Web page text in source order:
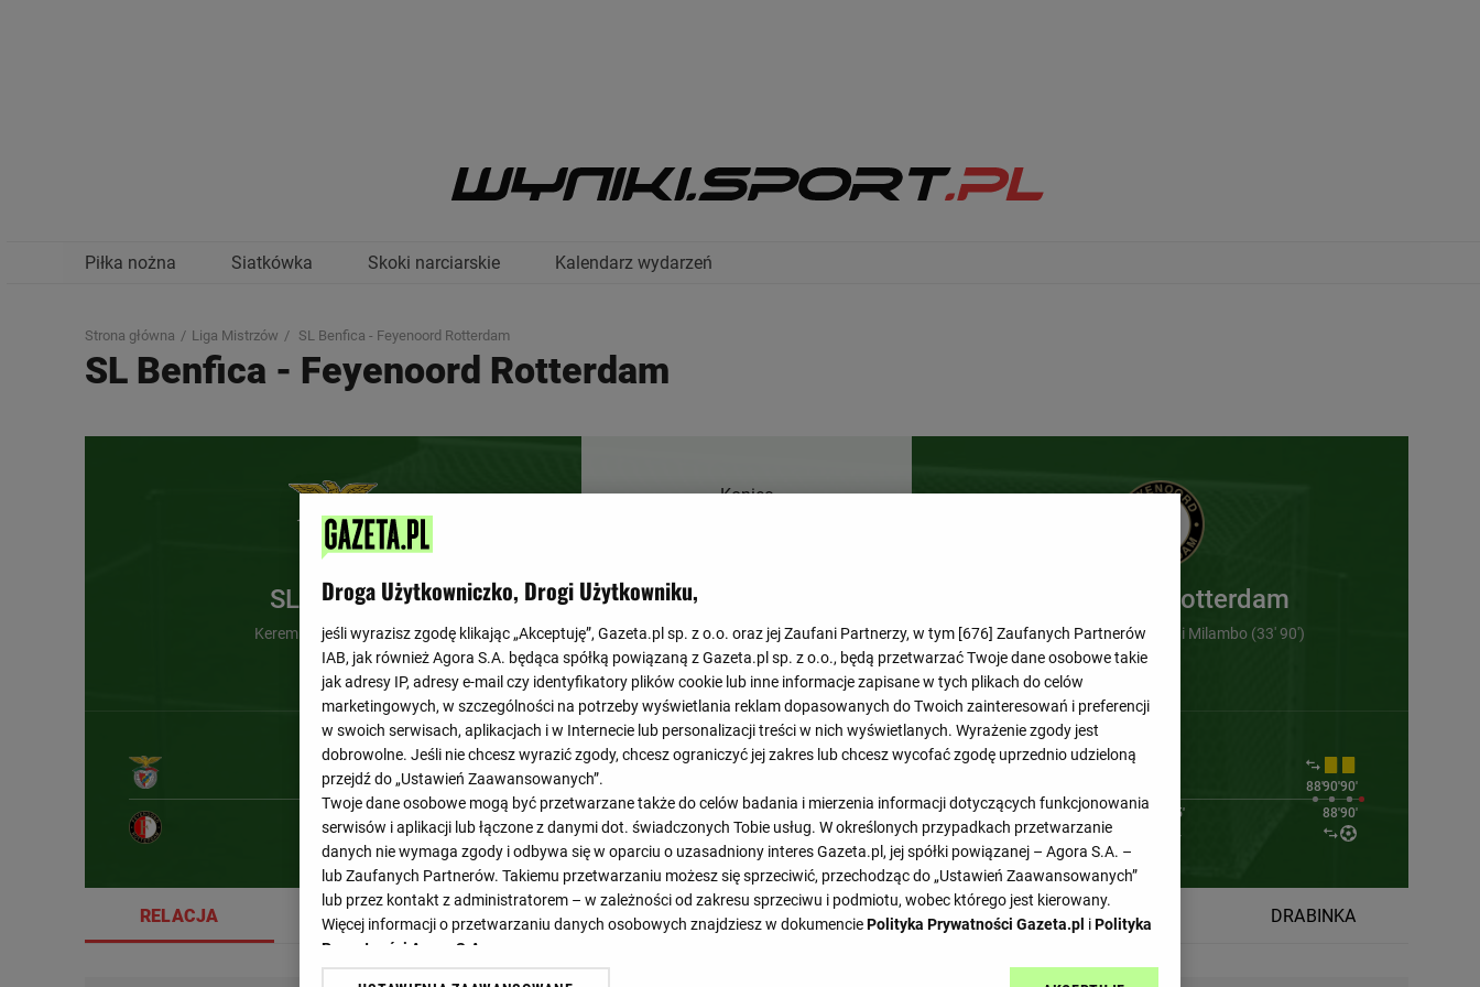
Piłka nożna Siatkówka Skoki narciarskie Kalendarz wydarzeń
Strona główna Liga Mistrzów SL Benfica - Feyenoord Rotterdam
SL Benfica - Feyenoord Rotterdam
SL Benfica
Kerem Akturkoglu (66')
Koniec
Feyenoord Rotterdam
Ayase Ueda (12') , Antoni Milambo (33' 90')
12' 33' 39'
88'90'90'
59'
75' 88'90'
RELACJA SZCZEGÓŁY SKŁADY STATYSTYKI TERMINARZ TABELA DRABINKA
Droga Użytkowniczko, Drogi Użytkowniku,
jeśli wyrazisz zgodę klikając „Akceptuję”, Gazeta.pl sp. z o.o. oraz jej Zaufani Partnerzy, w tym [676] Zaufanych Partnerów
IAB, jak również Agora S.A. będąca spółką powiązaną z Gazeta.pl sp. z o.o., będą przetwarzać Twoje dane osobowe takie
jak adresy IP, adresy e-mail czy identyfikatory plików cookie lub inne informacje zapisane w tych plikach do celów
marketingowych, w szczególności na potrzeby wyświetlania reklam dopasowanych do Twoich zainteresowań i preferencji
w swoich serwisach, aplikacjach i w Internecie lub personalizacji treści w nich wyświetlanych. Wyrażenie zgody jest
dobrowolne. Jeśli nie chcesz wyrazić zgody, chcesz ograniczyć jej zakres lub chcesz wycofać zgodę uprzednio udzieloną
przejdź do „Ustawień Zaawansowanych”.
Twoje dane osobowe mogą być przetwarzane także do celów badania i mierzenia informacji dotyczących funkcjonowania
serwisów i aplikacji lub łączone z danymi dot. świadczonych Tobie usług. W określonych przypadkach przetwarzanie
danych nie wymaga zgody i odbywa się w oparciu o uzasadniony interes Gazeta.pl, jej spółki powiązanej – Agora S.A. –
lub Zaufanych Partnerów. Takiemu przetwarzaniu możesz się sprzeciwić, przechodząc do „Ustawień Zaawansowanych”
lub przez kontakt z administratorem – w zależności od zakresu sprzeciwu i podmiotu, wobec którego jest kierowany.
Więcej informacji o przetwarzaniu danych osobowych znajdziesz w dokumenciePolityka Prywatności Gazeta.pl iPolityka
Prywatności Agora S.A.